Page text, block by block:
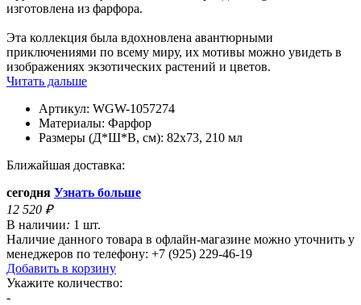
изготовлена из фарфора.
Эта коллекция была вдохновлена авантюрными
приключениями по всему миру, их мотивы можно увидеть в
изображениях экзотических растений и цветов.
Читать дальше
Артикул: WGW-1057274
Материалы: Фарфор
Размеры (Д*Ш*В, см): 82х73, 210 мл
Ближайшая доставка:
сегодня Узнать больше
12 520 ₽
В наличии: 1 шт.
Наличие данного товара в офлайн-магазине можно уточнить у
менеджеров по телефону: +7 (925) 229-46-19
Добавить в корзину
Укажите количество:
-